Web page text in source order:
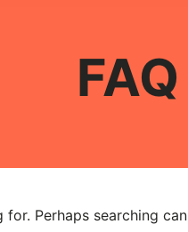
for. Perhaps searching